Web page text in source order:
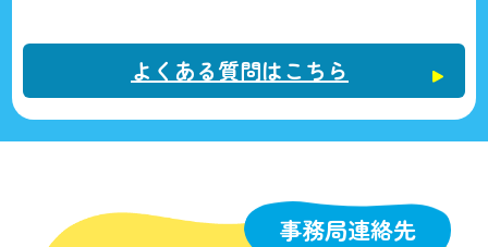
よくある質問はこちら
事務局連絡先